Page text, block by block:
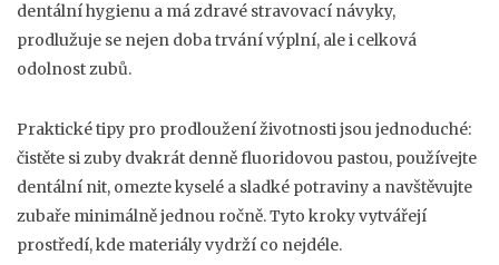
dentální hygienu a má zdravé stravovací návyky,
prodlužuje se nejen doba trvání výplní, ale i celková
odolnost zubů.
Praktické tipy pro prodloužení životnosti jsou jednoduché:
čistěte si zuby dvakrát denně fluoridovou pastou, používejte
dentální nit, omezte kyselé a sladké potraviny a navštěvujte
zubaře minimálně jednou ročně. Tyto kroky vytvářejí
prostředí, kde materiály vydrží co nejdéle.